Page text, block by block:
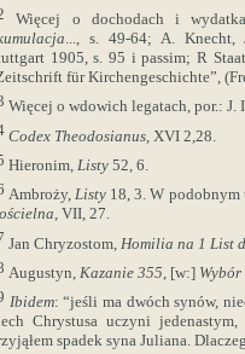
Więcej o dochodach i
..., s. 49-64; A. Knecht,
1905, s. 95 i passim; R
für Kirchengeschichte”,
Więcej o wdowich legatach, por.:
Codex Theodosianus , XVI 2,28.
Hieronim, Listy 52, 6.
Ambroży,Listy 18, 3. W podobnym
, VII, 27.
Jan Chryzostom, Homilia na 1 List
Augustyn, Kazanie 355, [w:] Wybór
Ibidem: “jeśli ma dwóch synów,
Chrystusa uczyni
spadek syna Juliana.